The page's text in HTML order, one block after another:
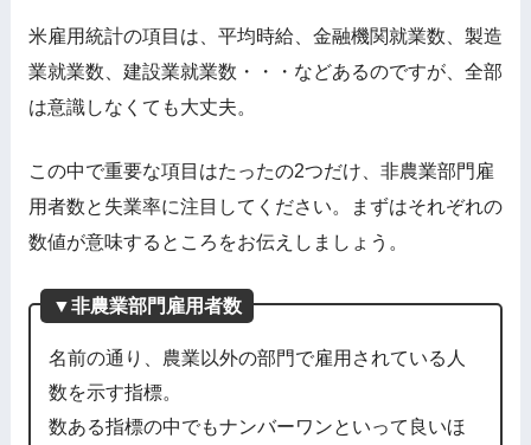
米雇用統計の項目は、平均時給、金融機関就業数、製造
業就業数、建設業就業数・・・などあるのですが、全部
は意識しなくても大丈夫。
この中で重要な項目はたったの2つだけ、非農業部門雇
用者数と失業率に注目してください。まずはそれぞれの
数値が意味するところをお伝えしましょう。
▼非農業部門雇用者数
名前の通り、農業以外の部門で雇用されている人
数を示す指標。
数ある指標の中でもナンバーワンといって良いほ